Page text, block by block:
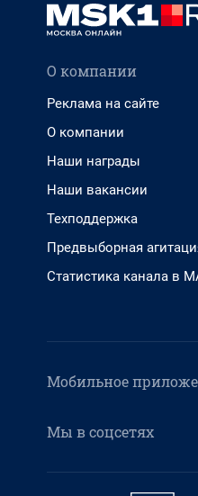
О компании
Реклама на сайте
О компании
Наши награды
Наши вакансии
Техподдержка
Предвыборная
Статистика канала в
Мобильное
Мы в соцсетях